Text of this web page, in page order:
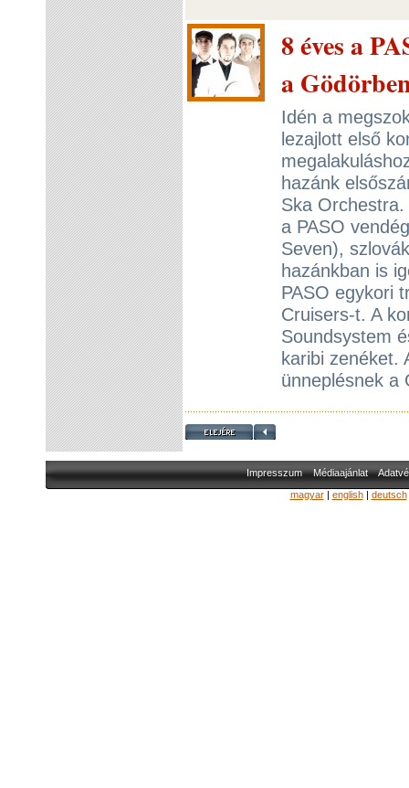
8 éves a
a
Idén a
lezajlott első
hazánk
Ska
a PASO
Seven),
hazánkban is
PASO egykori
Cruisers-t. A
Soundsystem
karibi zenéket.
ünneplésnek
Impresszum Médiaajánlat
magyar| english| deutsch